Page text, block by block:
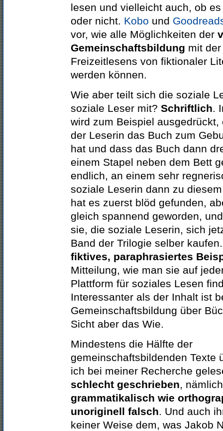
lesen und vielleicht auch, ob
oder nicht. Kobo und
vor, wie alle Möglichkeiten der
Gemeinschaftsbildung mit
Freizeitlesens von fiktionaler
werden können.
Wie aber teilt sich die soziale
soziale Leser mit? Schriftlich.
wird zum Beispiel ausgedrückt,
der Leserin das Buch zum
hat und dass das Buch dann
einem Stapel neben dem Bett
endlich, an einem sehr
soziale Leserin dann zu
hat es zuerst blöd gefunden,
gleich spannend geworden,
sie, die soziale Leserin, sich
Band der Trilogie selber
fiktives, paraphrasiertes
Mitteilung, wie man sie auf
Plattform für soziales Lesen
Interessanter als der Inhalt ist
Gemeinschaftsbildung über
Sicht aber das Wie.
Mindestens die Hälfte der
gemeinschaftsbildenden Texte
ich bei meiner Recherche
schlecht geschrieben, nämlich
grammatikalisch wie
unoriginell falsch. Und auch
keiner Weise dem, was Jakob